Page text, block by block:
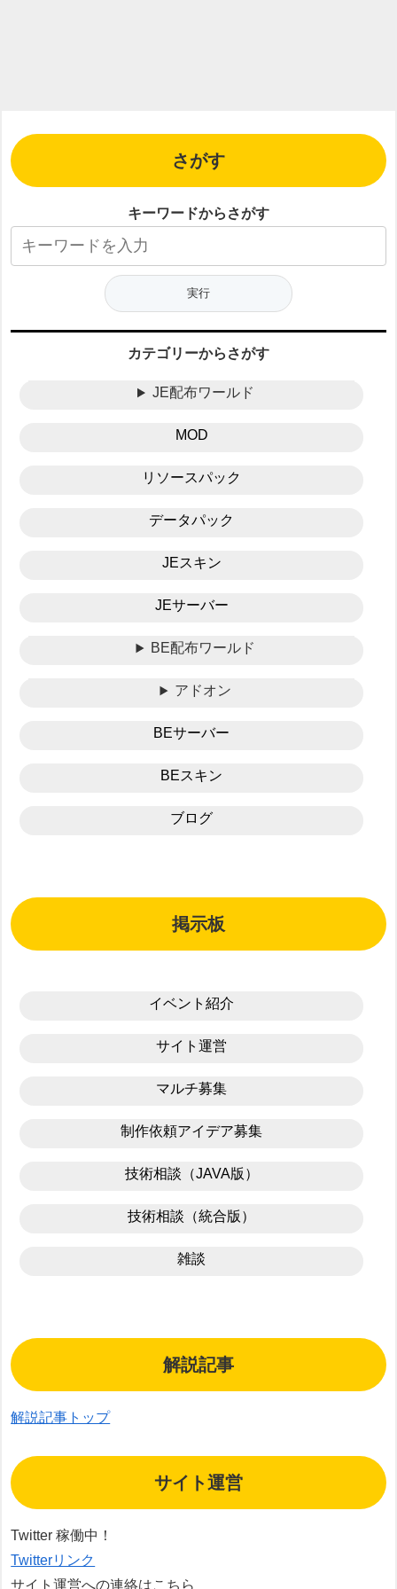
さがす
キーワードからさがす
カテゴリーからさがす
JE配布ワールド
MOD
リソースパック
データパック
JEスキン
JEサーバー
BE配布ワールド
アドオン
BEサーバー
BEスキン
ブログ
掲示板
イベント紹介
サイト運営
マルチ募集
制作依頼アイデア募集
技術相談（JAVA版）
技術相談（統合版）
雑談
解説記事
解説記事トップ
サイト運営
Twitter 稼働中！
Twitterリンク
サイト運営への連絡はこちら